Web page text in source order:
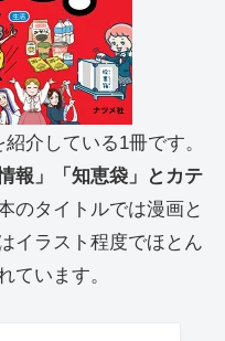
介している1冊です。
報」「知恵袋」とカテ
のタイトルでは漫画と
イラスト程度でほとん
ています。